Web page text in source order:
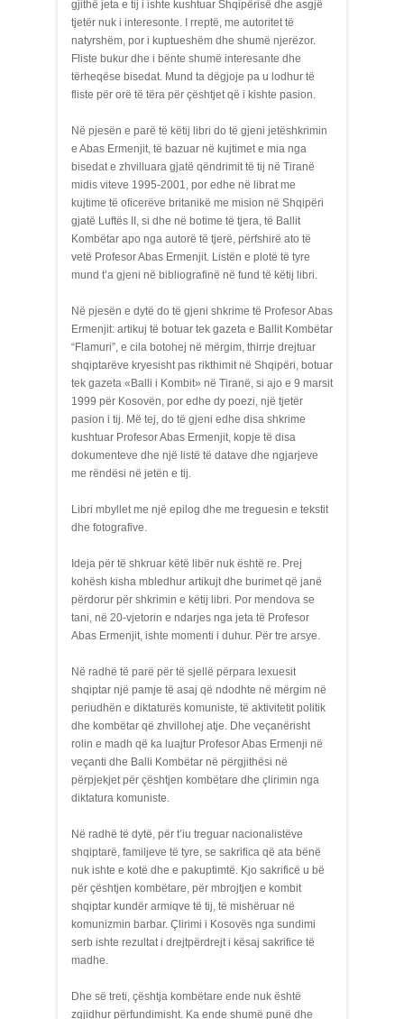
gjithë jeta e tij i ishte kushtuar Shqipërisë dhe asgjë
tjetër nuk i interesonte. I rreptë, me autoritet të
natyrshëm, por i kuptueshëm dhe shumë njerëzor.
Fliste bukur dhe i bënte shumë interesante dhe
tërheqëse bisedat. Mund ta dëgjoje pa u lodhur të
fliste për orë të tëra për çështjet që i kishte pasion.
Në pjesën e parë të këtij libri do të gjeni jetëshkrimin
e Abas Ermenjit, të bazuar në kujtimet e mia nga
bisedat e zhvilluara gjatë qëndrimit të tij në Tiranë
midis viteve 1995-2001, por edhe në librat me
kujtime të oficerëve britanikë me mision në Shqipëri
gjatë Luftës II, si dhe në botime të tjera, të Ballit
Kombëtar apo nga autorë të tjerë, përfshirë ato të
vetë Profesor Abas Ermenjit. Listën e plotë të tyre
mund t’a gjeni në bibliografinë në fund të këtij libri.
Në pjesën e dytë do të gjeni shkrime të Profesor Abas
Ermenjit: artikuj të botuar tek gazeta e Ballit Kombëtar
“Flamuri”, e cila botohej në mërgim, thirrje drejtuar
shqiptarëve kryesisht pas rikthimit në Shqipëri, botuar
tek gazeta «Balli i Kombit» në Tiranë, si ajo e 9 marsit
1999 për Kosovën, por edhe dy poezi, një tjetër
pasion i tij. Më tej, do të gjeni edhe disa shkrime
kushtuar Profesor Abas Ermenjit, kopje të disa
dokumenteve dhe një listë të datave dhe ngjarjeve
me rëndësi në jetën e tij.
Libri mbyllet me një epilog dhe me treguesin e tekstit
dhe fotografive.
Ideja për të shkruar këtë libër nuk është re. Prej
kohësh kisha mbledhur artikujt dhe burimet që janë
përdorur për shkrimin e këtij libri. Por mendova se
tani, në 20-vjetorin e ndarjes nga jeta të Profesor
Abas Ermenjit, ishte momenti i duhur. Për tre arsye.
Në radhë të parë për të sjellë përpara lexuesit
shqiptar një pamje të asaj që ndodhte në mërgim në
periudhën e diktaturës komuniste, të aktivitetit politik
dhe kombëtar që zhvillohej atje. Dhe veçanërisht
rolin e madh që ka luajtur Profesor Abas Ermenji në
veçanti dhe Balli Kombëtar në përgjithësi në
përpjekjet për çështjen kombëtare dhe çlirimin nga
diktatura komuniste.
Në radhë të dytë, për t’iu treguar nacionalistëve
shqiptarë, familjeve të tyre, se sakrifica që ata bënë
nuk ishte e kotë dhe e pakuptimtë. Kjo sakrificë u bë
për çështjen kombëtare, për mbrojtjen e kombit
shqiptar kundër armiqve të tij, të mishëruar në
komunizmin barbar. Çlirimi i Kosovës nga sundimi
serb ishte rezultat i drejtpërdrejt i kësaj sakrifice të
madhe.
Dhe së treti, çështja kombëtare ende nuk është
zgjidhur përfundimisht. Ka ende shumë punë dhe